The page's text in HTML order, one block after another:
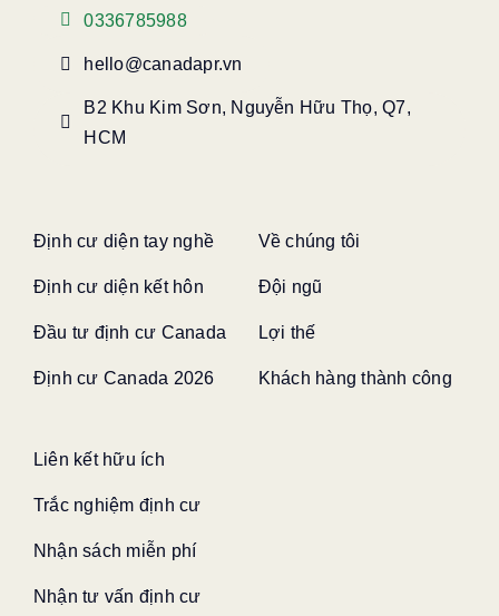
0336785988
hello@canadapr.vn
B2 Khu Kim Sơn, Nguyễn Hữu Thọ, Q7,
HCM
Định cư diện tay nghề
Định cư diện kết hôn
Đầu tư định cư Canada
Định cư Canada 2026
Về chúng tôi
Đội ngũ
Lợi thế
Khách hàng thành công
Liên kết hữu ích
Trắc nghiệm định cư
Nhận sách miễn phí
Nhận tư vấn định cư